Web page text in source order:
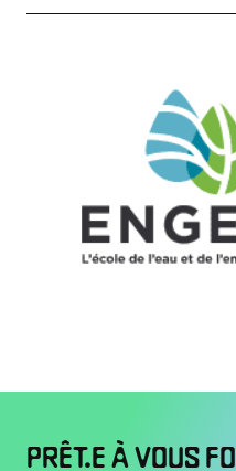
PRÊT.E À VOUS